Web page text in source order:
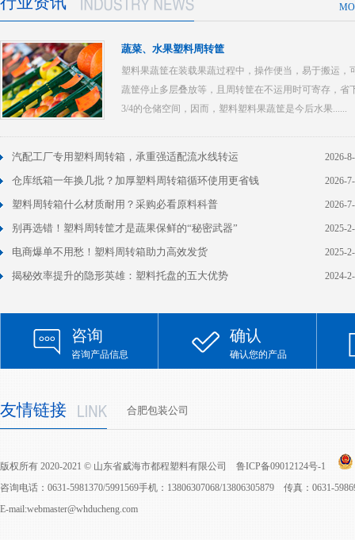
蔬菜、水果塑料周转筐
塑料果蔬筐在装载果蔬过程中，操作便当，易于搬运，
蔬筐停止多层叠放等，且周转筐在不运用时可寄存，省
3/4的仓储空间，因而，塑料塑料果蔬筐是今后水果......
汽配工厂专用塑料周转箱，承重强适配流水线转运 2026-
仓库纸箱一年换几批？加厚塑料周转箱循环使用更省钱 2026-
塑料周转箱什么材质耐用？采购必看原料科普 2026-
别再选错！塑料周转筐才是蔬果保鲜的“秘密武器” 2025-
电商爆单不用愁！塑料周转箱助力高效发货 2025-
揭秘效率提升的隐形英雄：塑料托盘的五大优势 2024-
咨询
咨询产品信息
确认
确认您的产品
友情链接 合肥包装公司
版权所有 2020-2021 © 山东省威海市都程塑料有限公司 鲁ICP备09012124号-1
咨询电话：0631-5981370/5991569手机：13806307068/13806305879 传真：0631-
E-mail:webmaster@whducheng.com